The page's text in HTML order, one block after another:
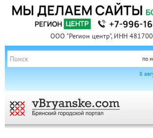
ООО "Регион центр", ИНН
по
8